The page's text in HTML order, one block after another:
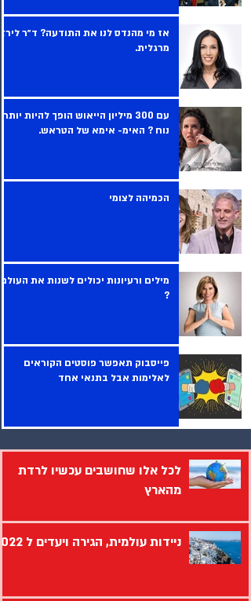
אז מי מהנדס לנו את התודעה? ד״ר לירז
מרגלית.
עם 300 מיליון הייאוש הופך להיות יותר
נוח ? האימ- אימא של הטראש.
הכמיהה לצומי
מילים ורעיונות יכולים לשנות את העולם
?
פייסבוק תאפשר פוסטים הקוראים
לאלימות אבל בתנאי אחד
לכל אלו שחושבים עכשיו לרדת
מהארץ
ניידות עולמית, הגירה ויעדים ל 2022